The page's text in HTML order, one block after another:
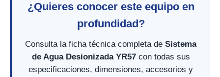
¿Quieres conocer este equipo en
profundidad?
Consulta la ficha técnica completa de Sistema
de Agua Desionizada YR57con todas sus
especificaciones, dimensiones, accesorios y